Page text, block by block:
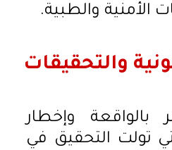
والطبية.
والتحقيقات
وإخطار
تولت التحقيق في